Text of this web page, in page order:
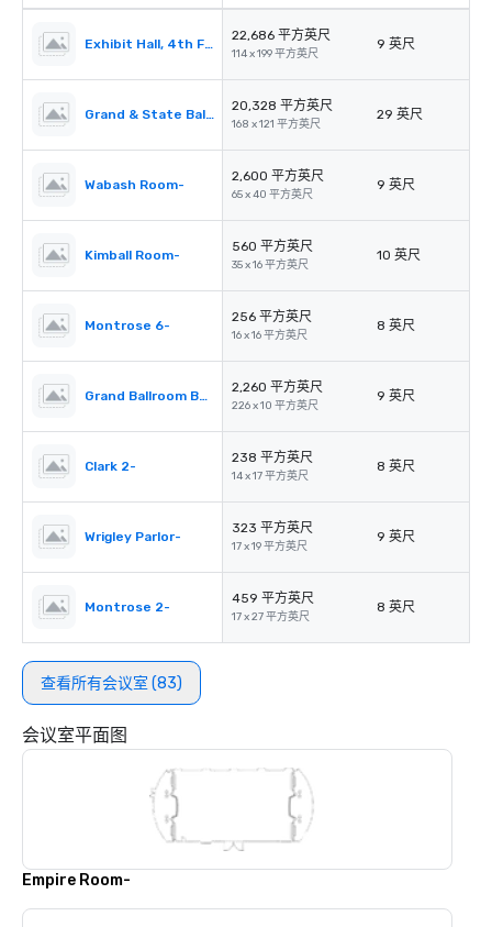
Exhibit Hall, 4th Floor-
22,686 平方英尺
114 x 199 平方英尺
9 英尺
Grand & State Ballrooms-
20,328 平方英尺
168 x 121 平方英尺
29 英尺
Wabash Room-
2,600 平方英尺
65 x 40 平方英尺
9 英尺
Kimball Room-
560 平方英尺
35 x 16 平方英尺
10 英尺
Montrose 6-
256 平方英尺
16 x 16 平方英尺
8 英尺
Grand Ballroom Balcony-
2,260 平方英尺
226 x 10 平方英尺
9 英尺
Clark 2-
238 平方英尺
14 x 17 平方英尺
8 英尺
Wrigley Parlor-
323 平方英尺
17 x 19 平方英尺
9 英尺
Montrose 2-
459 平方英尺
17 x 27 平方英尺
8 英尺
查看所有会议室 (83)
会议室平面图
Empire Room-